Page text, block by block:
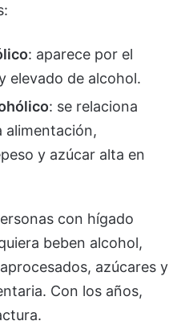
: aparece por el
elevado de alcohol.
: se relaciona
alimentación,
y azúcar alta en
con hígado
beben alcohol,
azúcares y
Con los años,